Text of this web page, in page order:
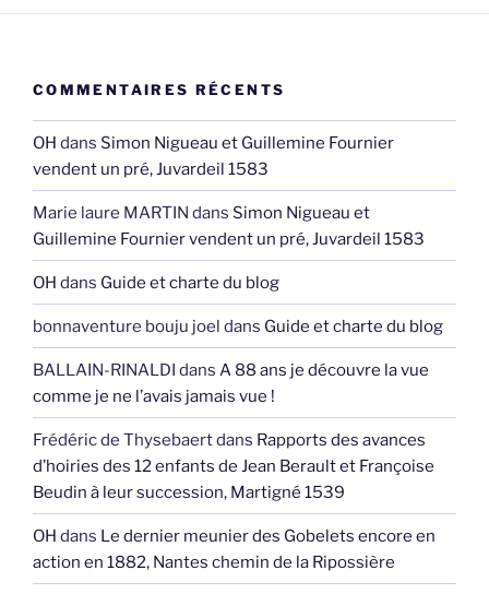
COMMENTAIRES RÉCENTS
OH dans Simon Nigueau et Guillemine Fournier
vendent un pré, Juvardeil 1583
Marie laure MARTIN dans Simon Nigueau et
Guillemine Fournier vendent un pré, Juvardeil 1583
OH dans Guide et charte du blog
bonnaventure bouju joel dans Guide et charte du blog
BALLAIN-RINALDI dans A 88 ans je découvre la vue
comme je ne l’avais jamais vue !
Frédéric de Thysebaertdans Rapports des avances
d’hoiries des 12 enfants de Jean Berault et Françoise
Beudin à leur succession, Martigné 1539
OH dans Le dernier meunier des Gobelets encore en
action en 1882, Nantes chemin de la Ripossière